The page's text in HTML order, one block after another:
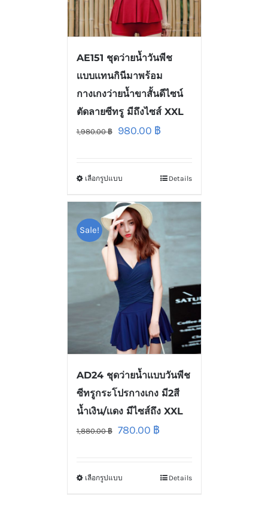
AE151 ชุดว่ายน้ำวันพีช
เเบบเเทนกินีมาพร้อม
กางเกงว่ายน้ำขาสั้นดีไซน์
ตัดลายซีทรู มีถึงไซส์ XXL
1,980.00฿ 980.00 ฿
เลือกรูปแบบ Details
Sale!
AD24 ชุดว่ายน้ำเเบบวันพีช
ซีทรูกระโปรกางเกง มี2สี
น้ำเงิน/เเดง มีไซส์ถึง XXL
1,880.00฿ 780.00 ฿
เลือกรูปแบบ Details